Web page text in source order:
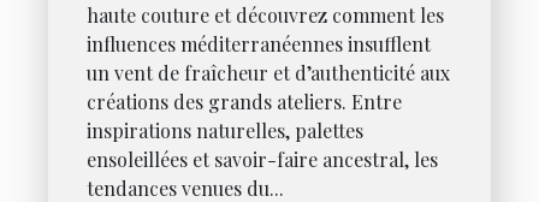
haute couture et découvrez comment les
influences méditerranéennes insufflent
un vent de fraîcheur et d’authenticité aux
créations des grands ateliers. Entre
inspirations naturelles, palettes
ensoleillées et savoir-faire ancestral, les
tendances venues du...